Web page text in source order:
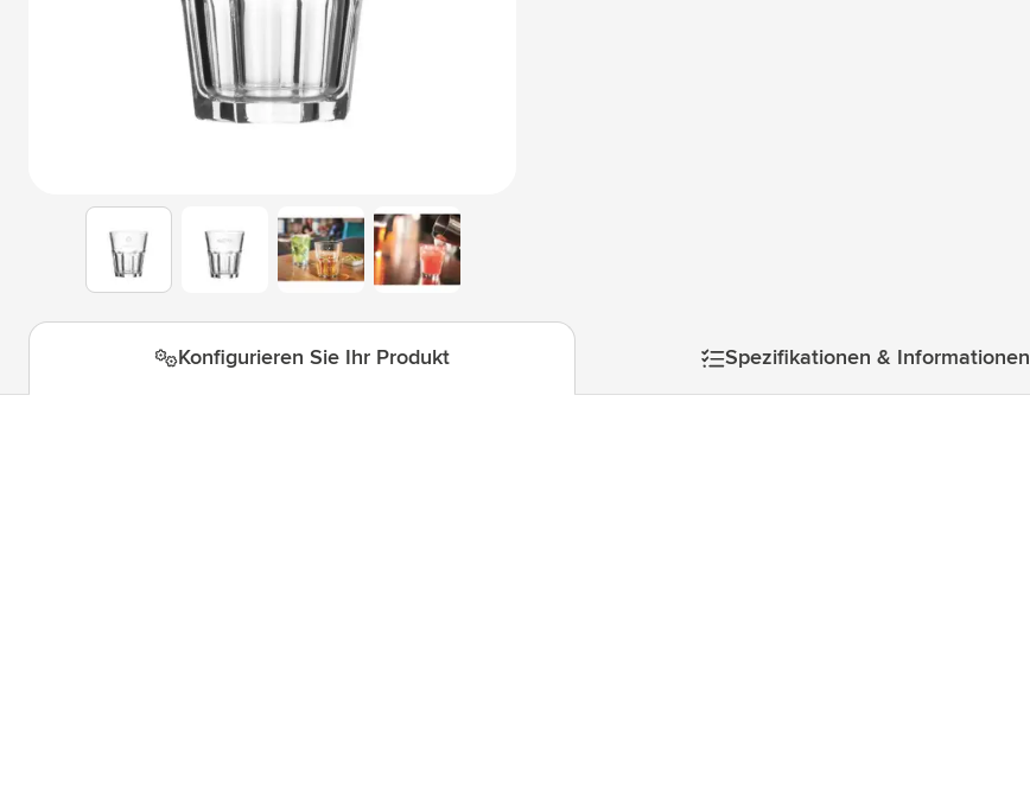
Untermenü für Kategorie Technologie & Gadgets anzeigen
Untermenü für Kategorie Giveaways anzeigen
Untermenü für Kategorie Schreibwaren anzeigen
Untermenü für Kategorie Outdoor & Freizeit anzeigen
Werkzeuge & Unterwegs
Untermenü für Kategorie Werkzeuge & Unterwegs anzeigen
View larger imageView larger imageView larger imageView larger image
Konfigurieren Sie Ihr Produkt Spezifikationen & Informationen